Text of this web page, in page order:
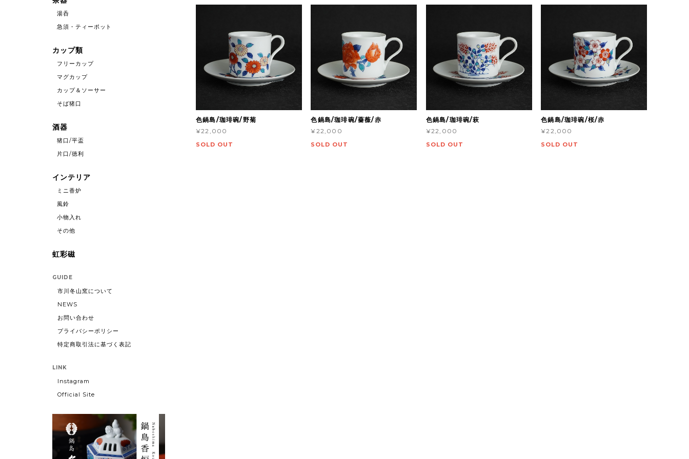
色鍋島/珈琲碗/野菊
¥22,000
SOLD OUT
色鍋島/珈琲碗/薔薇/赤
¥22,000
SOLD OUT
色鍋島/珈琲碗/萩
¥22,000
SOLD OUT
色鍋島/珈琲碗/桜/赤
¥22,000
SOLD OUT
湯呑
急須・ティーポット
カップ類
フリーカップ
マグカップ
カップ＆ソーサー
そば猪口
酒器
猪口/平盃
片口/徳利
インテリア
ミニ香炉
風鈴
小物入れ
その他
虹彩磁
GUIDE
市川冬山窯について
NEWS
お問い合わせ
プライバシーポリシー
特定商取引法に基づく表記
LINK
Instagram
Official Site